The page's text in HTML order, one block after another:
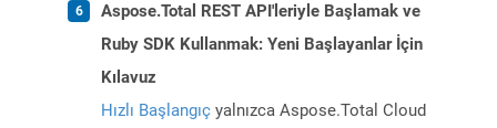
Aspose.Total REST API'leriyle Başlamak ve
Ruby SDK Kullanmak: Yeni Başlayanlar İçin
Kılavuz
Hızlı Başlangıç yalnızca Aspose.Total Cloud